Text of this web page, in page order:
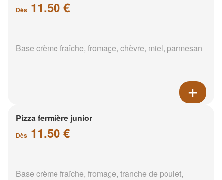
Dès 11.50 €
Base crème fraîche, fromage, chèvre, miel, parmesan
Pizza fermière junior
Dès 11.50 €
Base crème fraîche, fromage, tranche de poulet,